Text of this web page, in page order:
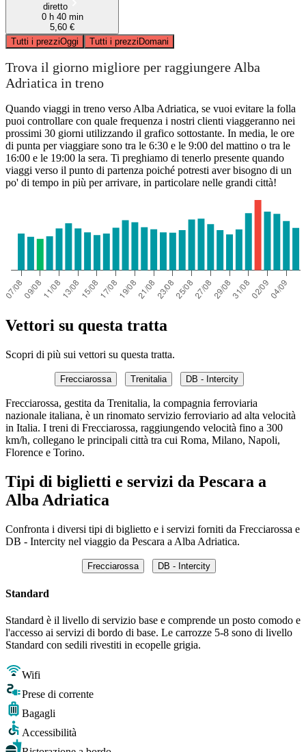
diretto
0 h 40 min
5,60 €
Tutti i prezziOggi Tutti i prezziDomani
Trova il giorno migliore per raggiungere Alba
Adriatica in treno
Quando viaggi in treno verso Alba Adriatica, se vuoi evitare la folla
puoi controllare con quale frequenza i nostri clienti viaggeranno nei
prossimi 30 giorni utilizzando il grafico sottostante. In media, le ore
di punta per viaggiare sono tra le 6:30 e le 9:00 del mattino o tra le
16:00 e le 19:00 la sera. Ti preghiamo di tenerlo presente quando
viaggi verso il punto di partenza poiché potresti aver bisogno di un
po' di tempo in più per arrivare, in particolare nelle grandi città!
Vettori su questa tratta
Scopri di più sui vettori su questa tratta.
Frecciarossa Trenitalia DB - Intercity
Frecciarossa, gestita da Trenitalia, la compagnia ferroviaria
nazionale italiana, è un rinomato servizio ferroviario ad alta velocità
in Italia. I treni di Frecciarossa, raggiungendo velocità fino a 300
km/h, collegano le principali città tra cui Roma, Milano, Napoli,
Florence e Torino.
Tipi di biglietti e servizi da Pescara a
Alba Adriatica
Confronta i diversi tipi di biglietto e i servizi forniti da Frecciarossa e
DB - Intercity nel viaggio da Pescara a Alba Adriatica.
Frecciarossa DB - Intercity
Standard
Standard è il livello di servizio base e comprende un posto comodo e
l'accesso ai servizi di bordo di base. Le carrozze 5-8 sono di livello
Standard con sedili rivestiti in ecopelle grigia.
Wifi
Prese di corrente
Bagagli
Accessibilità